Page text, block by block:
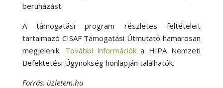
beruházást.
A támogatási program részletes feltételeit
tartalmazó CISAF Támogatási Útmutató hamarosan
megjelenik. További információka HIPA Nemzeti
Befektetési Ügynökség honlapján találhatók.
Forrás: üzletem.hu